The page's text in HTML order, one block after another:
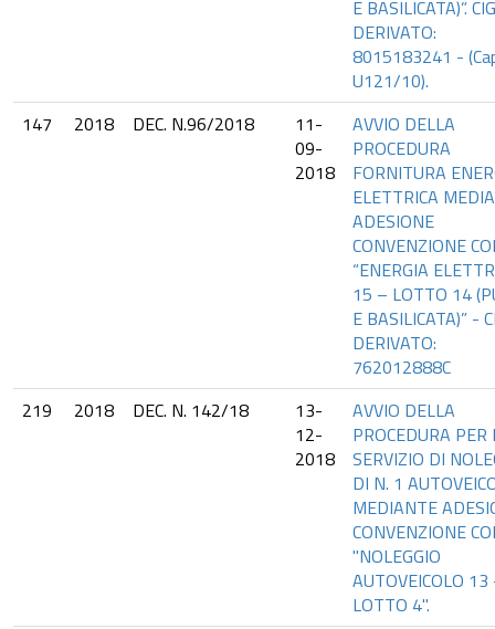
E BASILICATA)”. CIG
DERIVATO:
8015183241 -
U121/10).
147
2018 DEC. N.96/2018
11-
09-
2018
AVVIO DELLA
PROCEDURA
FORNITURA
ELETTRICA
ADESIONE
CONVENZIONE
“ENERGIA
15 – LOTTO 14
E BASILICATA)” -
DERIVATO:
762012888C
219
2018 DEC. N. 142/18
13-
12-
2018
AVVIO DELLA
PROCEDURA PER
SERVIZIO DI
DI N. 1
MEDIANTE
CONVENZIONE
"NOLEGGIO
AUTOVEICOLO
LOTTO 4".